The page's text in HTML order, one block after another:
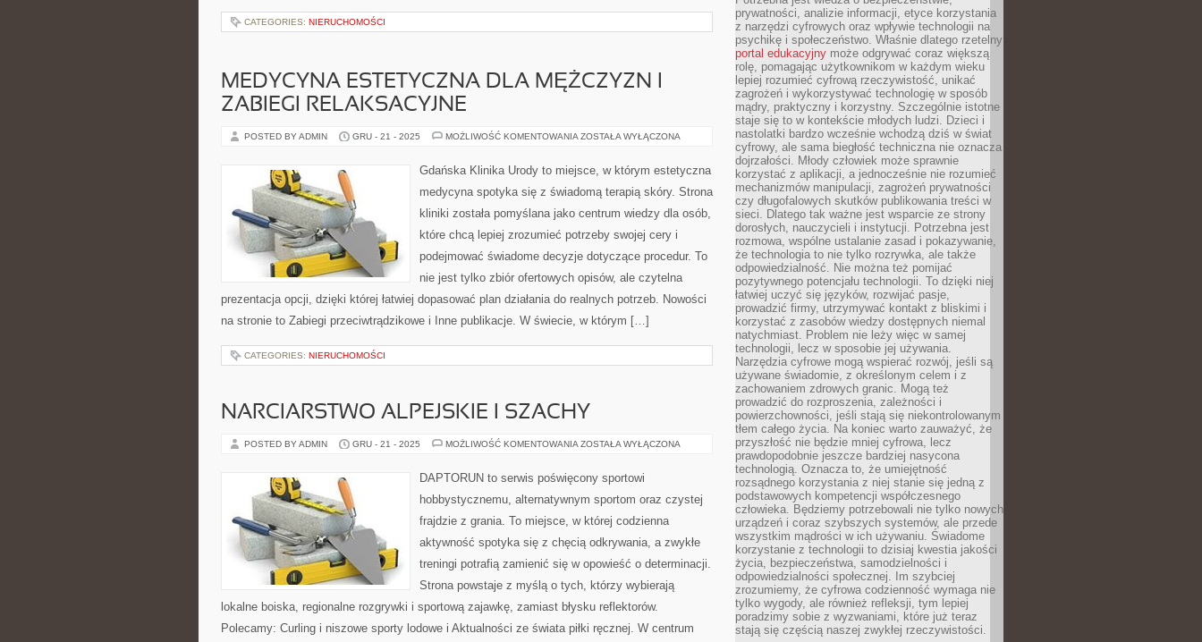
CATEGORIES: NIERUCHOMOŚCI
MEDYCYNA ESTETYCZNA DLA MĘŻCZYZN I
ZABIEGI RELAKSACYJNE
POSTED BY ADMIN GRU - 21 - 2025 MOŻLIWOŚĆ KOMENTOWANIA MEDYCYNA
MĘŻCZYZN
I
RELAKSACYJNE
ZOSTAŁA WYŁĄCZONA
Gdańska Klinika Urody to miejsce, w którym estetyczna
medycyna spotyka się z świadomą terapią skóry. Strona
kliniki została pomyślana jako centrum wiedzy dla osób,
które chcą lepiej zrozumieć potrzeby swojej cery i
podejmować świadome decyzje dotyczące procedur. To
nie jest tylko zbiór ofertowych opisów, ale czytelna
prezentacja opcji, dzięki której łatwiej dopasować plan działania do realnych potrzeb. Nowości
na stronie to Zabiegi przeciwtrądzikowe i Inne publikacje. W świecie, w którym […]
CATEGORIES: NIERUCHOMOŚCI
NARCIARSTWO ALPEJSKIE I SZACHY
POSTED BY ADMIN GRU - 21 - 2025 MOŻLIWOŚĆ KOMENTOWANIA NARCIARSTWO
ZOSTAŁA WYŁĄCZONA
DAPTORUN to serwis poświęcony sportowi
hobbystycznemu, alternatywnym sportom oraz czystej
frajdzie z grania. To miejsce, w której codzienna
aktywność spotyka się z chęcią odkrywania, a zwykłe
treningi potrafią zamienić się w opowieść o determinacji.
Strona powstaje z myślą o tych, którzy wybierają
lokalne boiska, regionalne rozgrywki i sportową zajawkę, zamiast błysku reflektorów.
Polecamy: Curling i niszowe sporty lodowe i Aktualności ze świata piłki ręcznej. W centrum
prywatności, analizie informacji, etyce korzystania
z narzędzi cyfrowych oraz wpływie technologii na
psychikę i społeczeństwo. Właśnie dlatego rzetelny
portal edukacyjny może odgrywać coraz większą
rolę, pomagając użytkownikom w każdym wieku
lepiej rozumieć cyfrową rzeczywistość, unikać
zagrożeń i wykorzystywać technologię w sposób
mądry, praktyczny i korzystny. Szczególnie istotne
staje się to w kontekście młodych ludzi. Dzieci i
nastolatki bardzo wcześnie wchodzą dziś w świat
cyfrowy, ale sama biegłość techniczna nie oznacza
dojrzałości. Młody człowiek może sprawnie
korzystać z aplikacji, a jednocześnie nie rozumieć
mechanizmów manipulacji, zagrożeń prywatności
czy długofalowych skutków publikowania treści w
sieci. Dlatego tak ważne jest wsparcie ze strony
dorosłych, nauczycieli i instytucji. Potrzebna jest
rozmowa, wspólne ustalanie zasad i pokazywanie,
że technologia to nie tylko rozrywka, ale także
odpowiedzialność. Nie można też pomijać
pozytywnego potencjału technologii. To dzięki niej
łatwiej uczyć się języków, rozwijać pasje,
prowadzić firmy, utrzymywać kontakt z bliskimi i
korzystać z zasobów wiedzy dostępnych niemal
natychmiast. Problem nie leży więc w samej
technologii, lecz w sposobie jej używania.
Narzędzia cyfrowe mogą wspierać rozwój, jeśli są
używane świadomie, z określonym celem i z
zachowaniem zdrowych granic. Mogą też
prowadzić do rozproszenia, zależności i
powierzchowności, jeśli stają się niekontrolowanym
tłem całego życia. Na koniec warto zauważyć, że
przyszłość nie będzie mniej cyfrowa, lecz
prawdopodobnie jeszcze bardziej nasycona
technologią. Oznacza to, że umiejętność
rozsądnego korzystania z niej stanie się jedną z
podstawowych kompetencji współczesnego
człowieka. Będziemy potrzebowali nie tylko nowych
urządzeń i coraz szybszych systemów, ale przede
wszystkim mądrości w ich używaniu. Świadome
korzystanie z technologii to dzisiaj kwestia jakości
życia, bezpieczeństwa, samodzielności i
odpowiedzialności społecznej. Im szybciej
zrozumiemy, że cyfrowa codzienność wymaga nie
tylko wygody, ale również refleksji, tym lepiej
poradzimy sobie z wyzwaniami, które już teraz
stają się częścią naszej zwykłej rzeczywistości.